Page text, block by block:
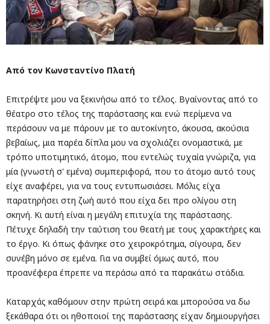
Από τον Κωνσταντίνο Πλατή
Επιτρέψτε μου να ξεκινήσω από το τέλος. Βγαίνοντας από το
θέατρο στο τέλος της παράστασης και ενώ περίμενα να
περάσουν να με πάρουν με το αυτοκίνητο, άκουσα, ακούσια
βεβαίως, μια παρέα δίπλα μου να σχολιάζει ονομαστικά, με
τρόπο υποτιμητικό, άτομο, που εντελώς τυχαία γνώριζα, για
μία (γνωστή σ' εμένα) συμπεριφορά, που το άτομο αυτό τους
είχε αναφέρει, για να τους εντυπωσιάσει. Μόλις είχα
παρατηρήσει στη ζωή αυτό που είχα δει προ ολίγου στη
σκηνή. Κι αυτή είναι η μεγάλη επιτυχία της παράστασης.
Πέτυχε δηλαδή την ταύτιση του θεατή με τους χαρακτήρες και
το έργο. Κι όπως φάνηκε στο χειροκρότημα, σίγουρα, δεν
συνέβη μόνο σε εμένα. Για να συμβεί όμως αυτό, που
προανέφερα έπρεπε να περάσω από τα παρακάτω στάδια.
Καταρχάς καθόμουν στην πρώτη σειρά και μπορούσα να δω
ξεκάθαρα ότι οι ηθοποιοί της παράστασης είχαν δημιουργήσει